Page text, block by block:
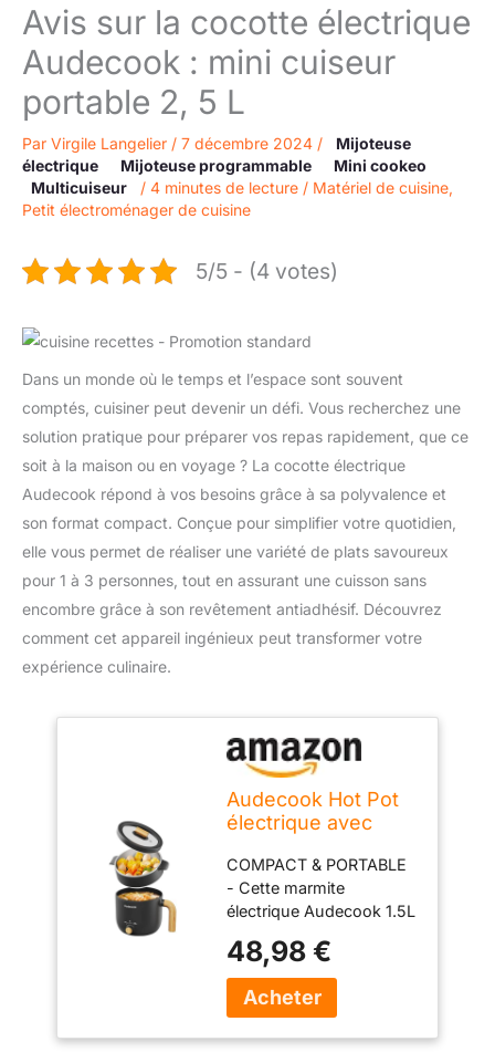
Avis sur la cocotte électrique
Audecook : mini cuiseur
portable 2, 5 L
Par Virgile Langelier / 7 décembre 2024 /
Mijoteuse
électrique
Mijoteuse programmable
Mini cookeo
Multicuiseur
/ 4 minutes de lecture / Matériel de cuisine,
Petit électroménager de cuisine
5/5 - (4 votes)
Dans un monde où le temps et l’espace sont souvent
comptés, cuisiner peut devenir un défi. Vous recherchez une
solution pratique pour préparer vos repas rapidement, que ce
soit à la maison ou en voyage ? La cocotte électrique
Audecook répond à vos besoins grâce à sa polyvalence et
son format compact. Conçue pour simplifier votre quotidien,
elle vous permet de réaliser une variété de plats savoureux
pour 1 à 3 personnes, tout en assurant une cuisson sans
encombre grâce à son revêtement antiadhésif. Découvrez
comment cet appareil ingénieux peut transformer votre
expérience culinaire.
Audecook Hot Pot
électrique avec
1.5L Portable PoêLe
Multifonction,
Parfait Pour
Nouilles/PâTes/
œUfs/Soupe/Steak
(Noir)
COMPACT & PORTABLE
- Cette marmite
électrique Audecook 1.5L
rangement facile,
économise de l'espace
dans la cuisine, idéale
48,98 €